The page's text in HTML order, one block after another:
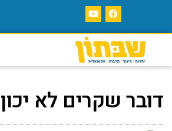
דובר שקרים לא יכון